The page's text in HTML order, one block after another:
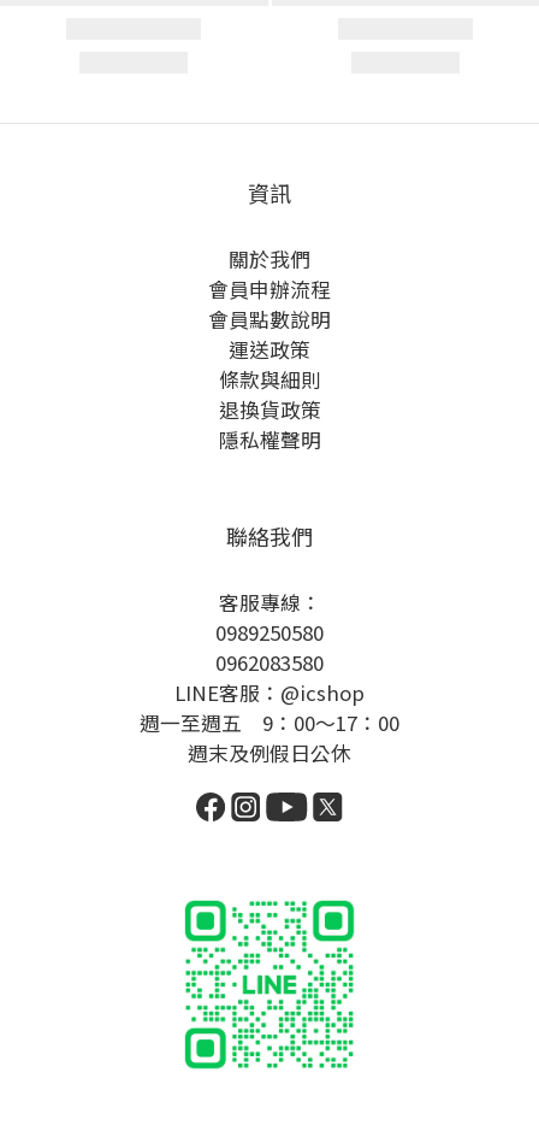
資訊
關於我們
會員申辦流程
會員點數說明
運送政策
條款與細則
退換貨政策
隱私權聲明
聯絡我們
客服專線：
0989250580
0962083580
LINE客服：@icshop
週一至週五 9：00～17：00
週末及例假日公休